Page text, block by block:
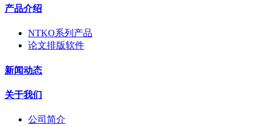
产品介绍
NTKO系列产品
论文排版软件
新闻动态
关于我们
公司简介